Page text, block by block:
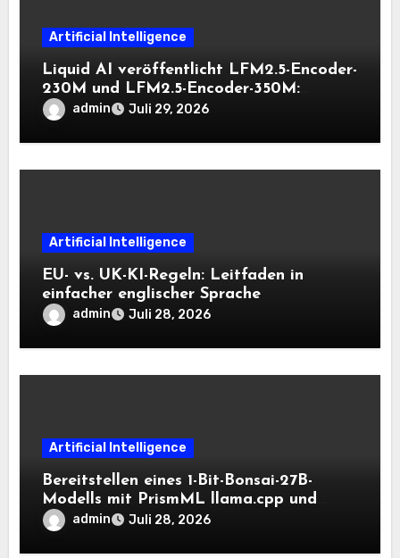
Artificial Intelligence
Liquid AI veröffentlicht LFM2.5-Encoder-
230M und LFM2.5-Encoder-350M:
Bidirektionale Encoder, die bei 8K-
Kontext auf der CPU schnell bleiben
admin Juli 29, 2026
Artificial Intelligence
EU- vs. UK-KI-Regeln: Leitfaden in
einfacher englischer Sprache
admin Juli 28, 2026
Artificial Intelligence
Bereitstellen eines 1-Bit-Bonsai-27B-
Modells mit PrismML llama.cpp und
OpenAI-kompatiblen lokalen Inferenz-
Workflows
admin Juli 28, 2026